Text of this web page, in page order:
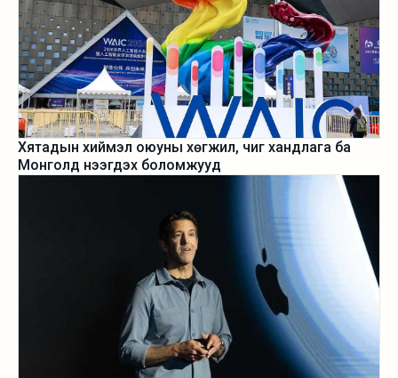
Хятадын хиймэл оюуны хөгжил, чиг хандлага ба
Монголд нээгдэх боломжууд